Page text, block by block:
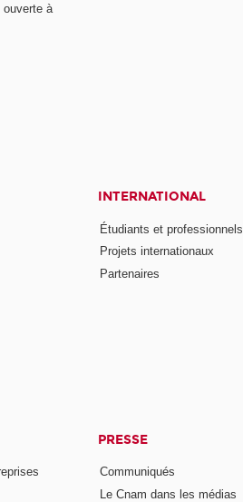
ouverte à
INTERNATIONAL
Étudiants et professionnels
Projets internationaux
Partenaires
PRESSE
Communiqués
Le Cnam dans les médias